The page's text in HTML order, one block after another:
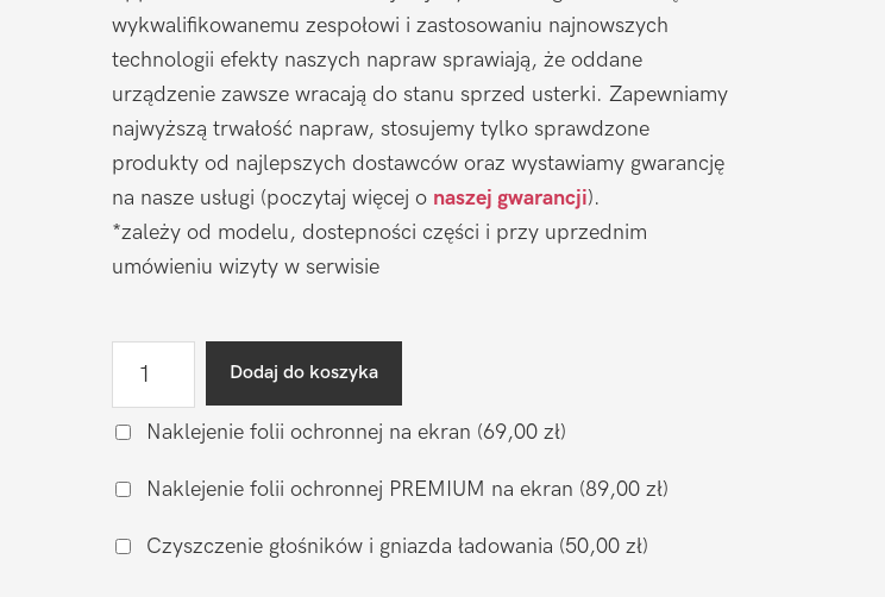
wykwalifikowanemu zespołowi i zastosowaniu najnowszych
technologii efekty naszych napraw sprawiają, że oddane
urządzenie zawsze wracają do stanu sprzed usterki. Zapewniamy
najwyższą trwałość napraw, stosujemy tylko sprawdzone
produkty od najlepszych dostawców oraz wystawiamy gwarancję
na nasze usługi (poczytaj więcej o naszej gwarancji).
*zależy od modelu, dostepności części i przy uprzednim
umówieniu wizyty w serwisie
baterii
oryginalną
Dodaj do koszyka
Naklejenie folii ochronnej na ekran (69,00 zł)
Naklejenie folii ochronnej PREMIUM na ekran (89,00 zł)
Czyszczenie głośników i gniazda ładowania (50,00 zł)